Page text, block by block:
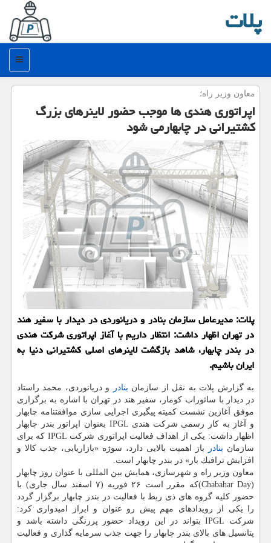
پلات
منو
معاون وزیر راه؛
اپراتوری هندی ها موجب حضور لاینرهای بزرگ
كشتیرانی در چابهارمی شود
پلات: مدیرعامل سازمان بنادر و دریانوردی در دیدار با سفیر هند
در تهران اظهار داشت: انتظار داریم با آغاز اپراتوری شركت هندی
در بندر چابهار، شاهد بازگشت لاینرهای اصلی كشتیرانی دنیا به
ایران باشیم.
به گزارش پلات به نقل از سازمان بنادر
و دریانوردی، محمد راستاد
در دیدار با سائوراب كومار، سفیر هند در تهران با اشاره به برگزاری
موفق آغازین نشست كمیته پیگیری اجرایی سازی موافقتنامه چابهار
و آغاز به كار رسمی شركت هندی IPGL بعنوان اپراتور بندر چابهار
اظهار داشت: یكی از اهداف فعالیت اپراتوری شركت IPGL كه برای
سازمان بنادر
باز اهمیت بالایی دارد، سوژه «بازاریابی، جذب كالا و
افزایش ترافیك بار» در بندر چابهار است.
معاون وزیر راه و شهرسازی، همایش بین المللی با عنوان روز چابهار
(Chabahar Day)كه مقرر است ۲۶ فوریه (۷ اسفند سال جاری) با
حضور كلیه گروه های ذی ربط با فعالیت در بندر چابهار برگزار گردد
را یكی از رویدادهای مهم پیش رو عنوان و ابراز امیدواری كرد:
شركت IPGL بتواند در این رویداد حضور پررنگی داشته باشد و
پتانسیل های بالای بندر چابهار را جهت جذب سرمایه گذاری و فعالیت